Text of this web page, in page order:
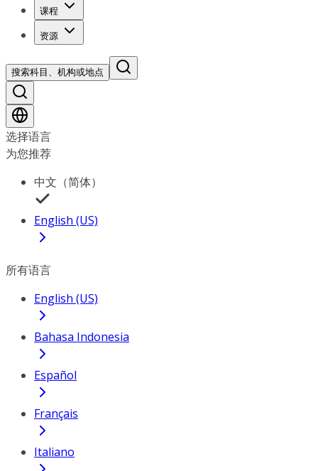
课程
资源
搜索科目、机构或地点
选择语言
为您推荐
中文（简体）
English (US)
所有语言
English (US)
Bahasa Indonesia
Español
Français
Italiano